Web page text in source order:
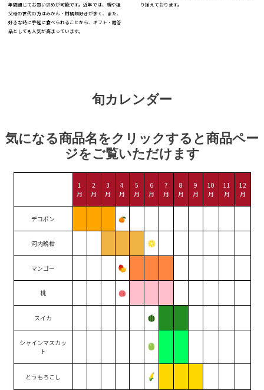
年間通じてお買い求めが可能です。近年では、親や祖
父母の世代の方はみかん・柑橘類好きが多く、また、
好きな時に手軽に食べられることから、ギフト・贈答
品としても人気が高まっています。
り揃えております。
旬カレンダー
気になる商品名をクリックすると商品ペー
ジをご覧いただけます
1
月
2
月
3
月
4
月
5
月
6
月
7
月
8
月
9
月
10
月
11
月
12
月
デコポン
河内晩柑
マンゴー
桃
スイカ
シャインマスカッ
ト
とうもろこし